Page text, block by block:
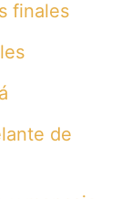
finales
de